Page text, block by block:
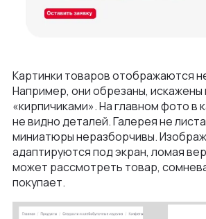
Картинки товаров отображаются
Например, они обрезаны, искажены
«кирпичиками». На главном фото в
не видно деталей. Галерея не
миниатюры неразборчивы.
адаптируются под экран, ломая
может рассмотреть товар,
покупает.